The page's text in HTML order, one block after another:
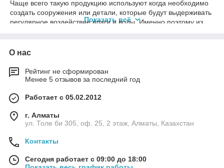
Чаще всего такую продукцию используют когда необходимо
создать сооружения или детали, которые будут выдерживать
регулярное воздействие влаги и воды. Именно поэтому из
листы, представленные в этом разделе нашего сайта легко
Мы реализуем только качественную продукцию по ГОСТ:
Сталь 7350 толстолистовую горячекатаную и
Показать всё
О нас
Рейтинг не сформирован
Менее 5 отзывов за последний год
Работает с 05.02.2012
г. Алматы
ул. Толе би 305, оф. 25, 2 этаж, Алматы, Казахстан
Контакты
Сегодня работает с 09:00 до 18:00